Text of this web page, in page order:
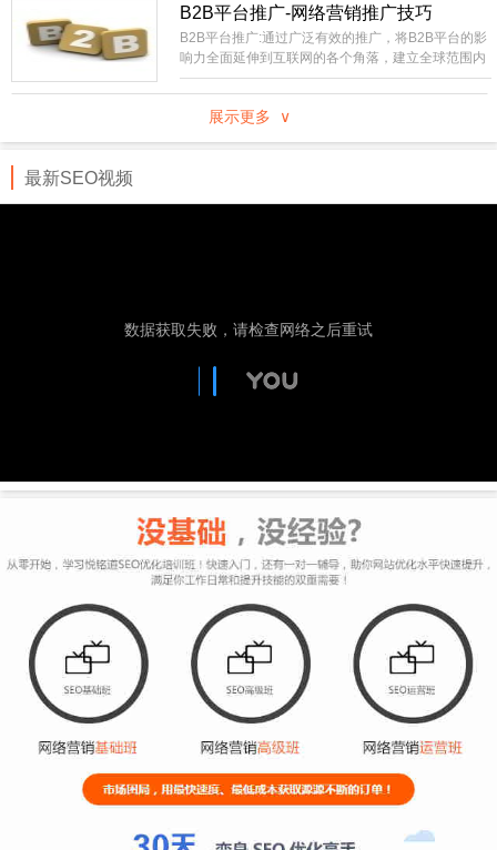
制，成本低。你直接就可以在自己的站上进行部署，
不像外部链接的不可控性比较大，需要大量的购买或
长期的积累才有办法实现稳定的SEO效果。
B2B平台推广-网络营销推广技巧
B2B平台推广:通过广泛有效的推广，将B2B平台的影
响力全面延伸到互联网的各个角落，建立全球范围内
领先的网络贸易集散中心，国内最具影响力和生命力
的B2B电子商务信息交互平台。建设全国范围内包括
行业、地域分类的企事业黄页，通过专业服务及先进
展示更多 ∨
最新SEO视频